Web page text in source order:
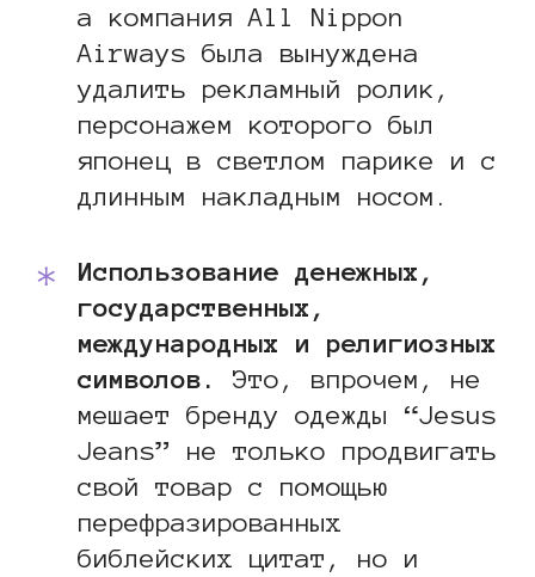
а компания All Nippon
Airways была вынуждена
удалить рекламный ролик,
персонажем которого был
японец в светлом парике и с
длинным накладным носом.
Использование денежных,
государственных,
международных и религиозных
символов.
Это, впрочем, не
мешает бренду одежды “Jesus
Jeans” не только продвигать
свой товар с помощью
перефразированных
библейских цитат, но и